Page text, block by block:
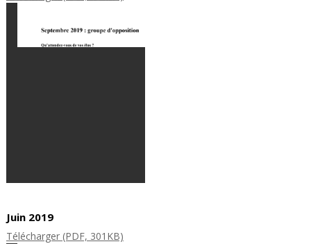
Juin 2019
Télécharger (PDF, 301KB)